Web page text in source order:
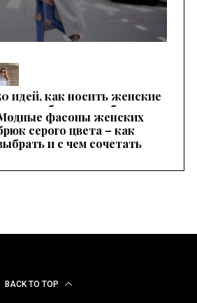
идей, как носить женские
красные брюки, чтобы
эффектно
фасоны женских
серого цвета – как
и с чем сочетать
BACK TO TOP